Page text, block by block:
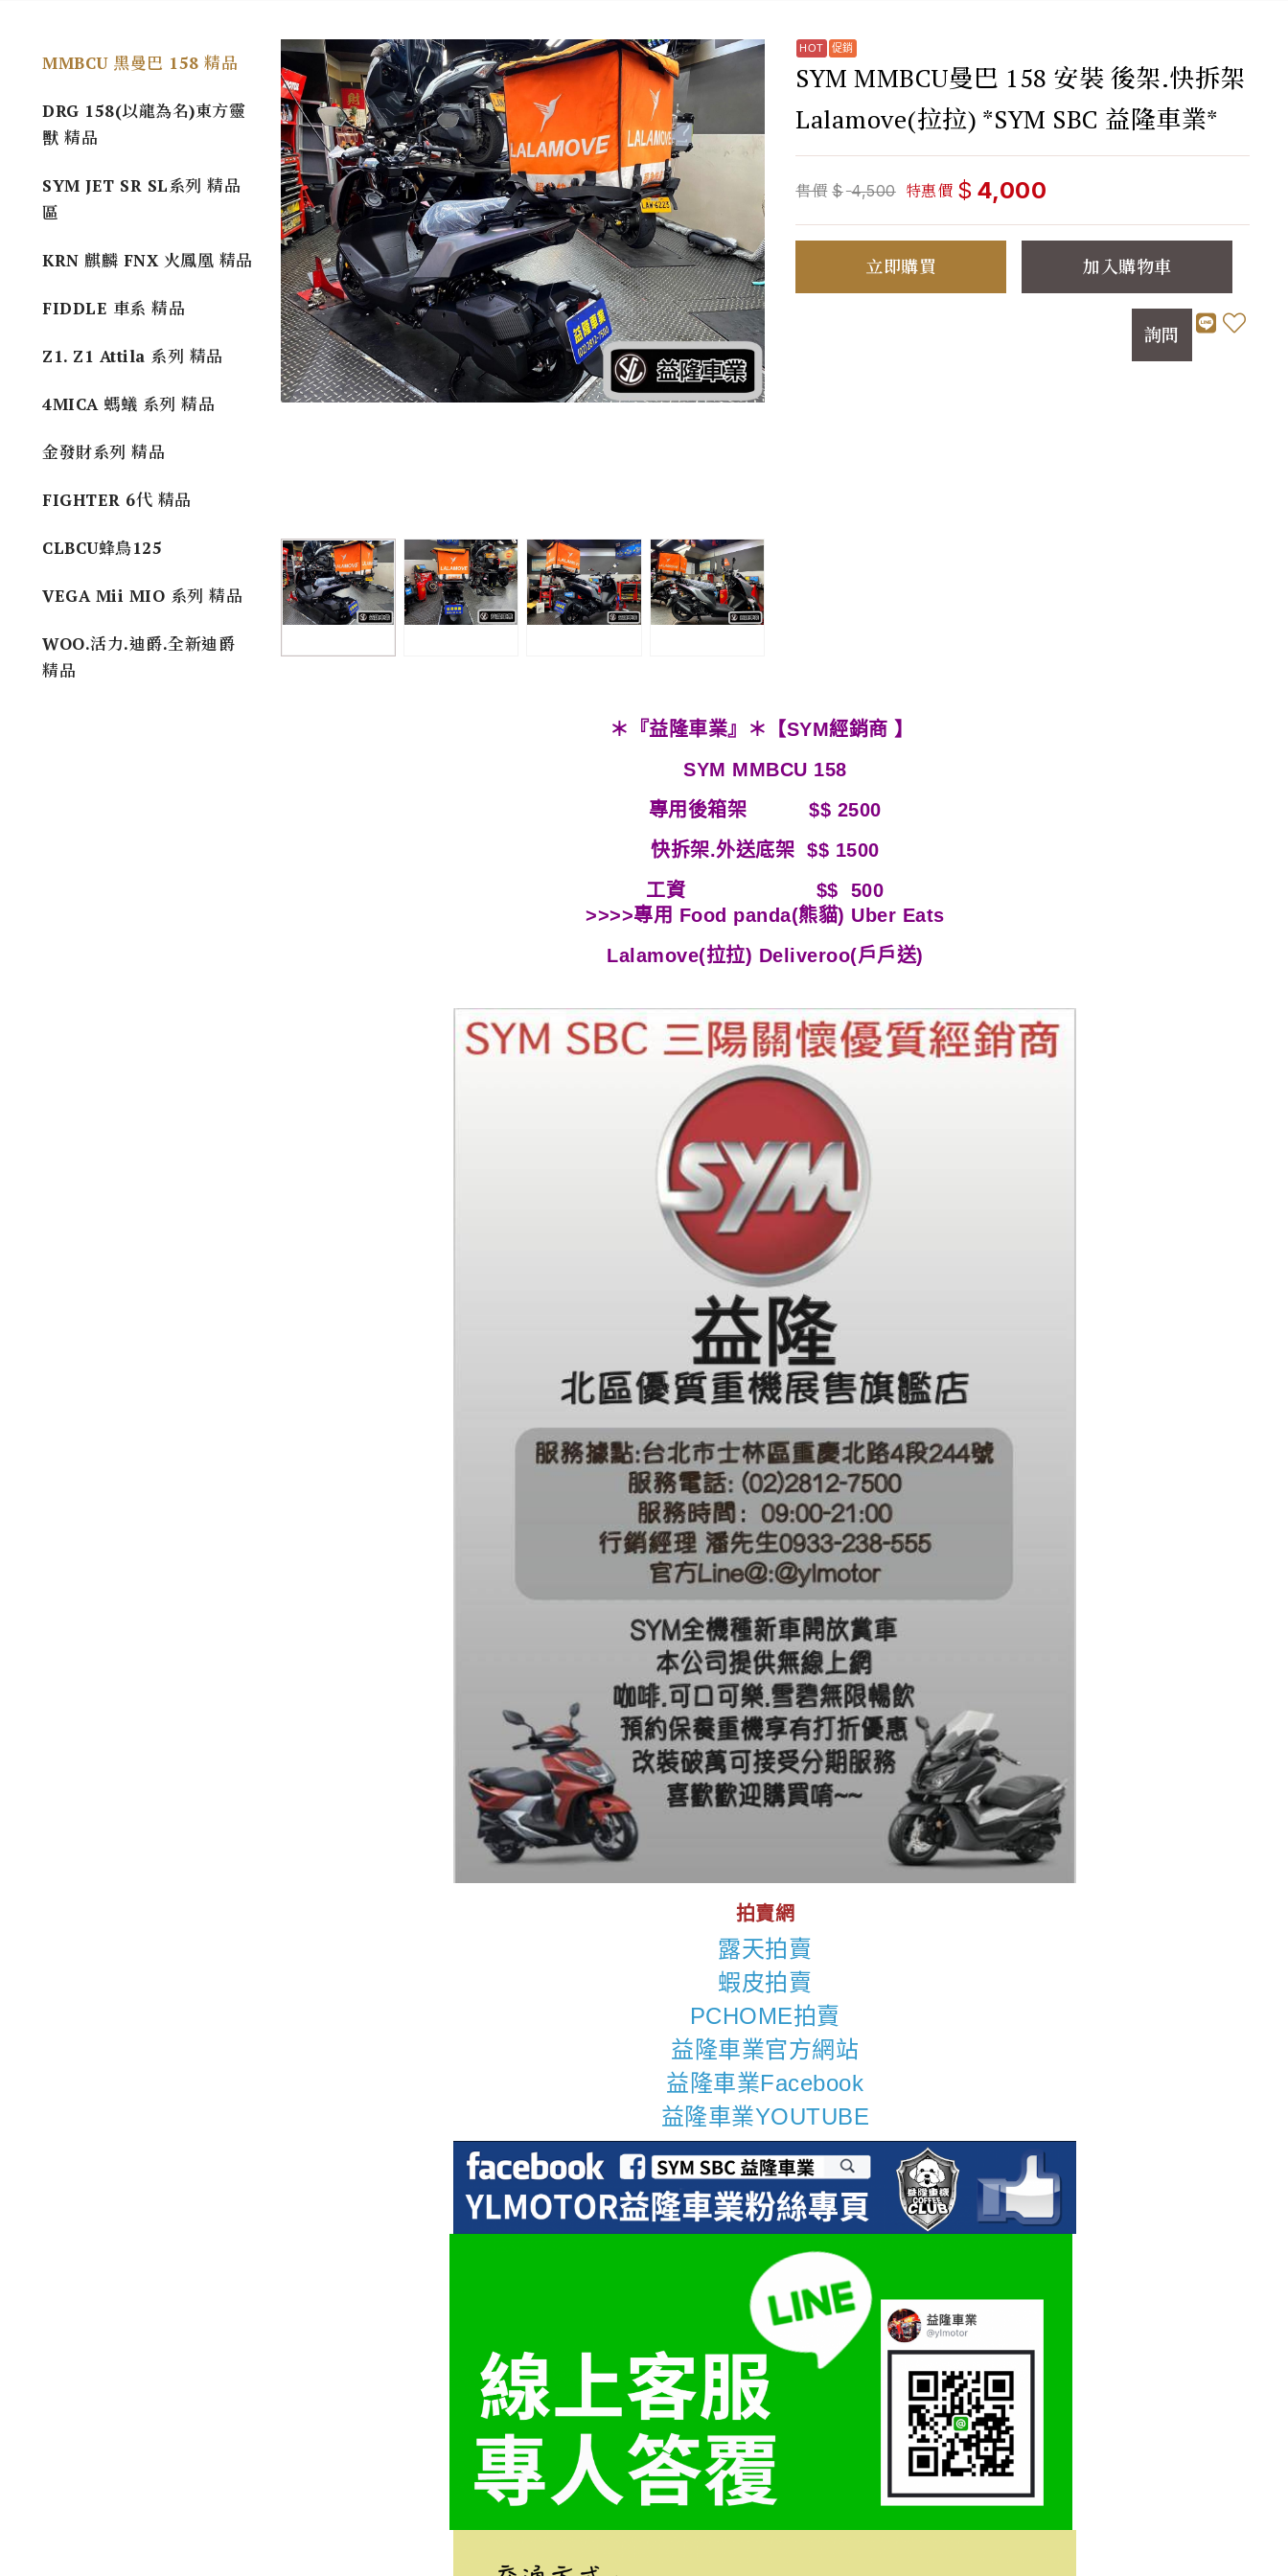
MMBCU 黑曼巴 158 精品
DRG 158(以龍為名)東方靈
獸 精品
SYM JET SR SL系列 精品
區
KRN 麒麟 FNX 火鳳凰 精品
FIDDLE 車系 精品
Z1. Z1 Attila 系列 精品
4MICA 螞蟻 系列 精品
金發財系列 精品
FIGHTER 6代 精品
CLBCU蜂鳥125
VEGA Mii MIO 系列 精品
WOO.活力.迪爵.全新迪爵
精品
SYM MMBCU曼巴 158 安裝 後架.快拆架
Lalamove(拉拉) *SYM SBC 益隆車業*
售價 $ 4,500 特惠價 $ 4,000
立即購買 加入購物車
詢問
＊『益隆車業』＊【SYM經銷商 】
SYM MMBCU 158
專用後箱架$$ 2500
快拆架.外送底架 $$ 1500
工資 $$ 500
>>>>專用 Food panda(熊貓) Uber Eats
Lalamove(拉拉) Deliveroo(戶戶送)
拍賣網
露天拍賣
蝦皮拍賣
PCHOME拍賣
益隆車業官方網站
益隆車業Facebook
益隆車業YOUTUBE